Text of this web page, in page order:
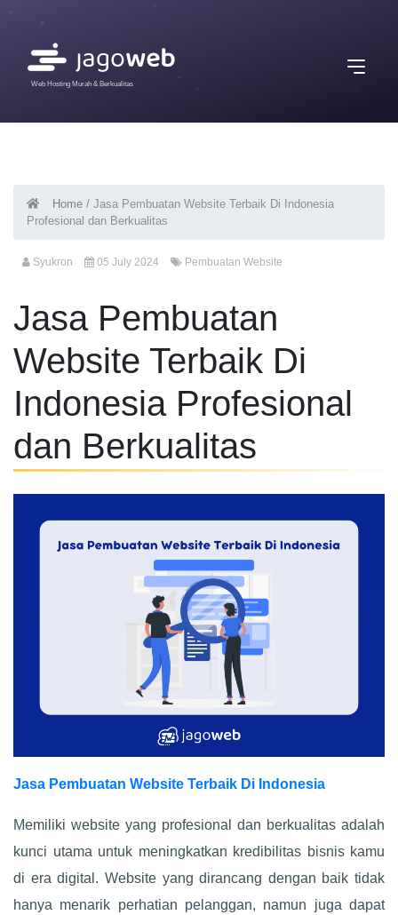
Web Hosting Murah & Berkualitas
Home / Jasa Pembuatan Website Terbaik Di Indonesia
Profesional dan Berkualitas
Syukron 05 July 2024 Pembuatan Website
Jasa Pembuatan
Website Terbaik Di
Indonesia Profesional
dan Berkualitas
Jasa Pembuatan Website Terbaik Di Indonesia
Memiliki website yang profesional dan berkualitas adalah
kunci utama untuk meningkatkan kredibilitas bisnis kamu
di era digital. Website yang dirancang dengan baik tidak
hanya menarik perhatian pelanggan, namun juga dapat